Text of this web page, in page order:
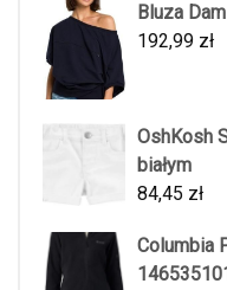
Bluza
192,99 zł
OshKosh
białym
84,45 zł
Columbia